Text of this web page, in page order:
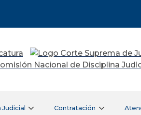
Judicial Contratación